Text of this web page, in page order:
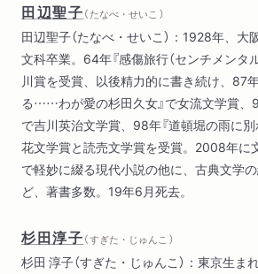
田辺聖子（ たなべ・せいこ ）
田辺聖子（たなべ・せいこ）：1928年、
文科卒業。64年『感傷旅行（センチメンタ
川賞を受賞、以後精力的に書き続け、87
る……わが愛の杉田久女』で女流文学賞、
で吉川英治文学賞、98年『道頓堀の雨に
花文学賞と読売文学賞を受賞。2008年に
で軽妙に綴る現代小説の他に、古典文学
ど、著書多数。19年6月死去。
杉田淳子（ すぎた・じゅんこ ）
杉田 淳子（すぎた・じゅんこ）：東京生ま